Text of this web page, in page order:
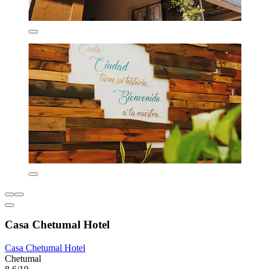
Casa Chetumal Hotel
Casa Chetumal Hotel
Chetumal